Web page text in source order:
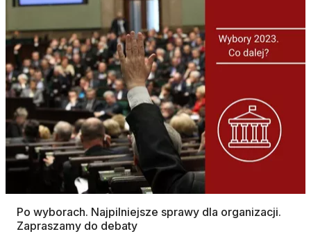
Po wyborach. Najpilniejsze sprawy dla organizacji.
Zapraszamy do debaty